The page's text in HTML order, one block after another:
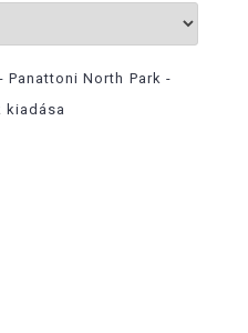
Panattoni North Park -
kiadása